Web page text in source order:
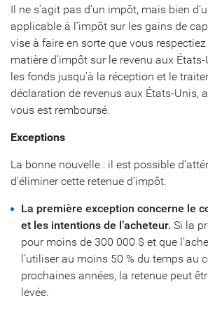
Il ne s’agit pas d’un impôt, mais bien
applicable à l’impôt sur les gains de
vise à faire en sorte que vous
matière d’impôt sur le revenu aux États-
les fonds jusqu’à la réception et le
déclaration de revenus aux États-Unis,
vous est remboursé.
Exceptions
La bonne nouvelle : il est possible
d’éliminer cette retenue d’impôt.
La première exception concerne le
et les intentions de l’acheteur. Si la
pour moins de 300 000 $ et que
l’utiliser au moins 50 % du temps au
prochaines années, la retenue peut
levée.